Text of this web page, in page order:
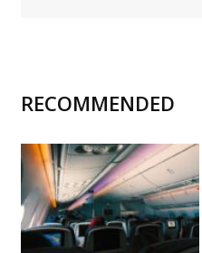
RECOMMENDED